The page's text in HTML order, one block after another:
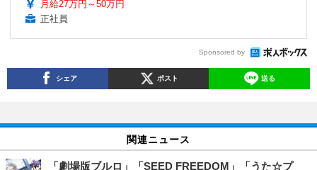
月給27万円～50万円
正社員
Sponsored by
シェア ポスト 送る
関連ニュース
「劇場版ブルロ」「SEED FREEDOM」「うた☆プ